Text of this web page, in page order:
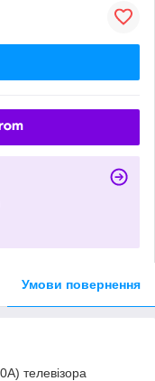
Умови повернення
телевізора